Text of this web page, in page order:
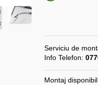
Serviciu de
Info Telefon:
Montaj